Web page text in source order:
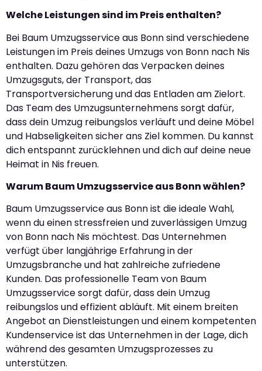
Welche Leistungen sind im Preis enthalten?
Bei Baum Umzugsservice aus Bonn sind verschiedene
Leistungen im Preis deines Umzugs von Bonn nach Nis
enthalten. Dazu gehören das Verpacken deines
Umzugsguts, der Transport, das
Transportversicherung und das Entladen am Zielort.
Das Team des Umzugsunternehmens sorgt dafür,
dass dein Umzug reibungslos verläuft und deine Möbel
und Habseligkeiten sicher ans Ziel kommen. Du kannst
dich entspannt zurücklehnen und dich auf deine neue
Heimat in Nis freuen.
Warum Baum Umzugsservice aus Bonn wählen?
Baum Umzugsservice aus Bonn ist die ideale Wahl,
wenn du einen stressfreien und zuverlässigen Umzug
von Bonn nach Nis möchtest. Das Unternehmen
verfügt über langjährige Erfahrung in der
Umzugsbranche und hat zahlreiche zufriedene
Kunden. Das professionelle Team von Baum
Umzugsservice sorgt dafür, dass dein Umzug
reibungslos und effizient abläuft. Mit einem breiten
Angebot an Dienstleistungen und einem kompetenten
Kundenservice ist das Unternehmen in der Lage, dich
während des gesamten Umzugsprozesses zu
unterstützen.